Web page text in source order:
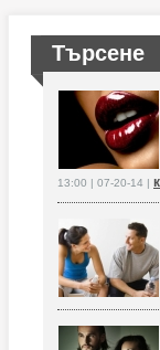
Търсене
13:00 | 07-20-14 |